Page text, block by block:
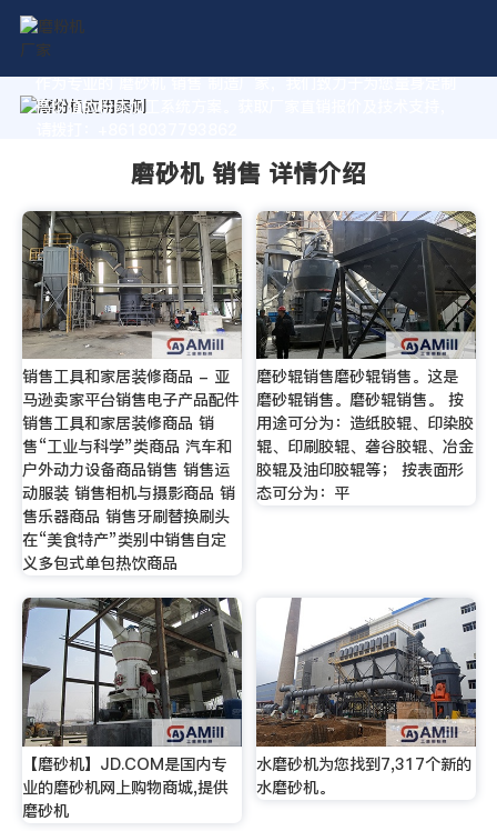
作为专业的 磨砂机 销售 制造厂家，我们致力于为您量身定制
高价值的粉体加工系统方案。获取厂家直销报价及技术支持，
磨砂机 销售 详情介绍
销售工具和家居装修商品 - 亚
马逊卖家平台销售电子产品配件
销售工具和家居装修商品 销
售“工业与科学”类商品 汽车和
户外动力设备商品销售 销售运
动服装 销售相机与摄影商品 销
售乐器商品 销售牙刷替换刷头
在“美食特产”类别中销售自定
义多包式单包热饮商品
磨砂辊销售磨砂辊销售。这是
磨砂辊销售。磨砂辊销售。 按
用途可分为：造纸胶辊、印染胶
辊、印刷胶辊、砻谷胶辊、冶金
胶辊及油印胶辊等； 按表面形
态可分为：平
【磨砂机】JD.COM是国内专
业的磨砂机网上购物商城,提供
磨砂机
水磨砂机为您找到7,317个新的
水磨砂机。